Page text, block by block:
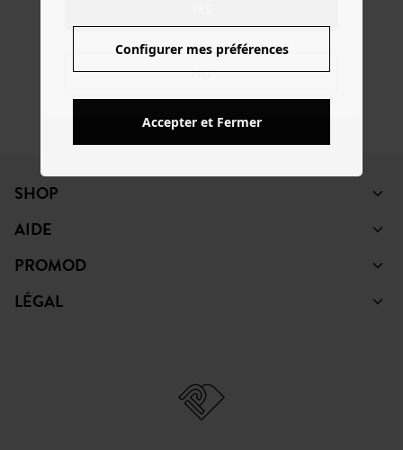
NO
SHOP
AIDE
PROMOD
LÉGAL
Configurer mes préférences
Accepter et Fermer